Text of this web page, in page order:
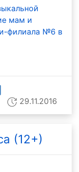
мам и
филиала №6 в
29.11.2016
(12+)